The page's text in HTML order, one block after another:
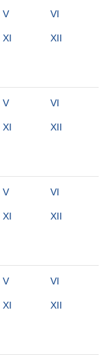
V VI
XI XII
V VI
XI XII
V VI
XI XII
V VI
XI XII